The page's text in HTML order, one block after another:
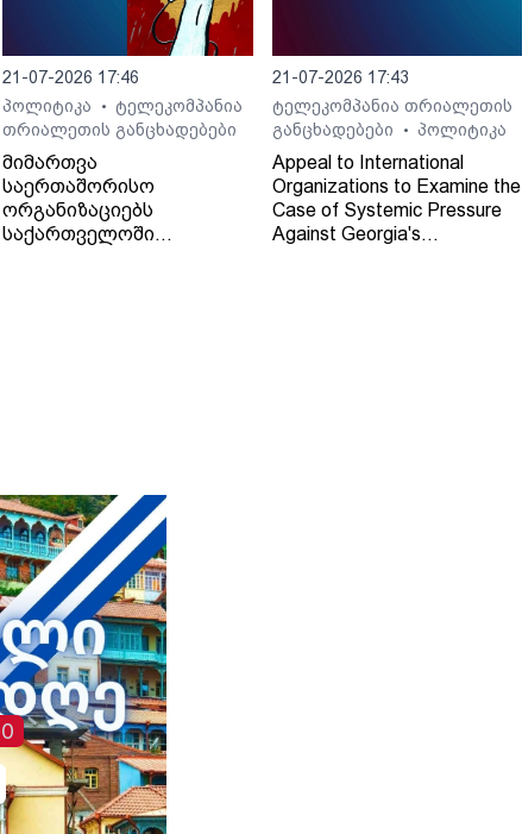
21-07-2026 17:46
პოლიტიკა
• ტელეკომპანია
თრიალეთის განცხადებები
მიმართვა
საერთაშორისო
ორგანიზაციებს
საქართველოში
21-07-2026 17:43
ტელეკომპანია თრიალეთის
განცხადებები
• პოლიტიკა
Appeal to International
Organizations to Examine the
Case of Systemic Pressure
Against Georgia's